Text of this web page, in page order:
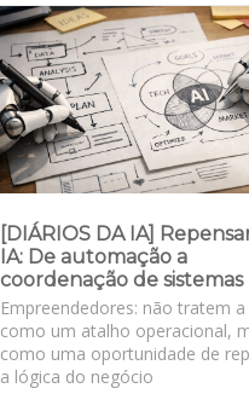
[DIÁRIOS DA IA]
IA: De automação a
coordenação de sistemas
Empreendedores: não tratem a
como um atalho operacional,
como uma oportunidade de
a lógica do negócio